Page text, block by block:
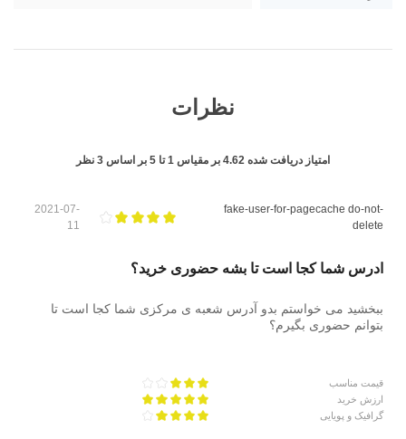
نظرات
امتیاز دریافت شده 4.62 بر مقیاس 1تا 5 بر اساس 3 نظر
fake-user-for-pagecache do-not-
delete
2021-07-
11
ادرس شما کجا است تا بشه حضوری خرید؟
ببخشید می خواستم بدو آدرس شعبه ی مرکزی شما کجا است تا
بتوانم حضوری بگیرم؟
قیمت مناسب
ارزش خرید
گرافیک و پویایی